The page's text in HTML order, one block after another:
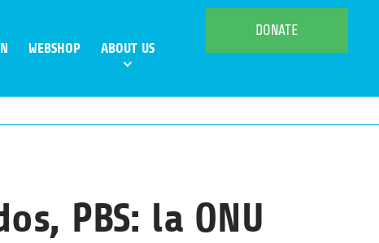
WEBSHOP ABOUT US
DONATE
PBS: la ONU